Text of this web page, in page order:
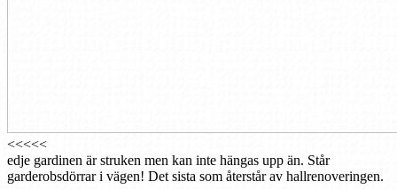
<<<<<
edje gardinen är struken men kan inte hängas upp än. Står
garderobsdörrar i vägen! Det sista som återstår av hallrenoveringen.